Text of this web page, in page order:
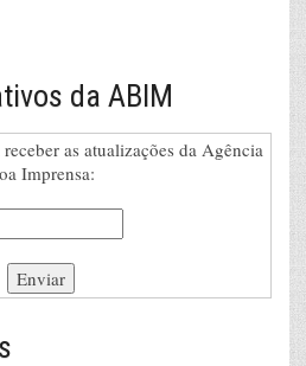
da ABIM
as atualizações da Agência
Imprensa: